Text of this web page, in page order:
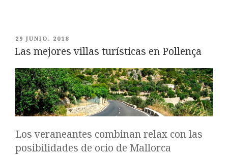
PUBLICADO
EL
29 JUNIO, 2018
Las mejores villas turísticas en Pollença
Los veraneantes combinan relax con las
posibilidades de ocio de Mallorca